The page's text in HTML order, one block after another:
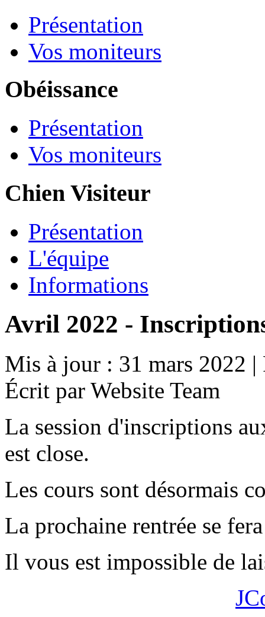
Présentation
Vos moniteurs
Obéissance
Présentation
Vos moniteurs
Chien Visiteur
Présentation
L'équipe
Informations
Avril 2022 -
Mis à jour : 31 mars 2022 |
Écrit par Website Team
La session d'inscriptions
est close.
Les cours sont désormais
La prochaine rentrée se
Il vous est impossible de